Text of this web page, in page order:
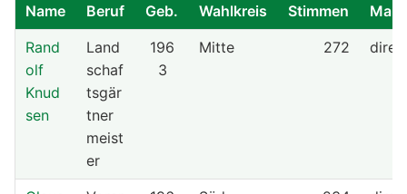
Name Beruf Geb. Wahlkreis Stimmen
Rand
olf
Knud
sen
Land
schaf
tsgär
tner
meist
er
196
3
Mitte 272